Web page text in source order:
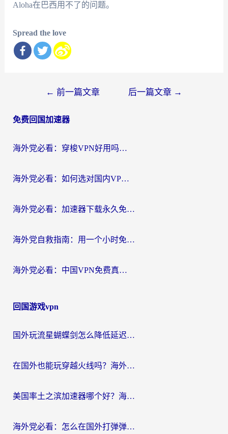
Aloha在巴西用不了的问题。
Spread the love
导
← 前一篇文章 后一篇文章 →
免费回国加速器
海外党必看：穿梭VPN好用吗？和云帆VPN对比哪个回国效果更好？附真实测评+避坑指南
海外党必看：如何选对国内VPN，实现无缝访问国内资源？
海外党必看：加速器下载永久免费版真的存在吗？教你无缝访问国内资源的正确姿势
海外党自救指南：用一个小时免费加速器，轻松打破国内资源访问壁垒？
海外党必看：中国VPN免费真的靠谱吗？手把手教你选对回国加速器
回国游戏vpn
国外玩流星蝴蝶剑怎么降低延迟？海外党必看的加速秘籍（含欧洲鸣潮&彩虹岛优化攻略）
在国外也能玩穿越火线吗？海外玩家国服游戏畅玩终极指南
美国率土之滨加速器哪个好？海外党国服游戏畅玩终极指南（附多游戏解决方案）
海外党必看：怎么在国外打弹弹堂不卡？番茄加速器亲测指南